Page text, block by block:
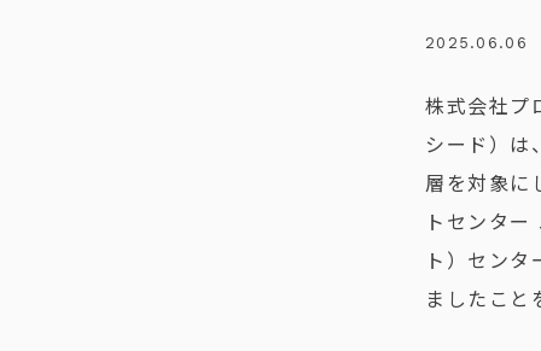
2025.06.06
株式会社
シード）は
層を対象に
トセンタ
ト）セン
ましたこと